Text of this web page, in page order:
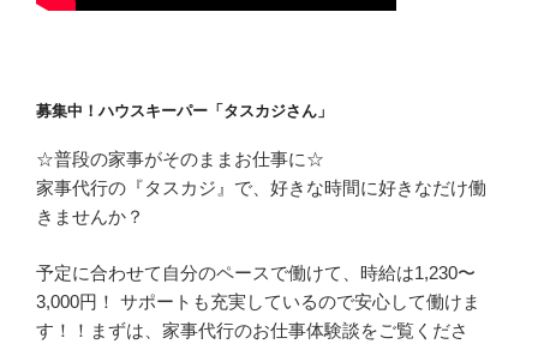
募集中！ハウスキーパー「タスカジさん」
☆普段の家事がそのままお仕事に☆
家事代行の『タスカジ』で、好きな時間に好きなだけ働
きませんか？
予定に合わせて自分のペースで働けて、時給は1,230〜
3,000円！ サポートも充実しているので安心して働けま
す！！まずは、家事代行のお仕事体験談をご覧くださ